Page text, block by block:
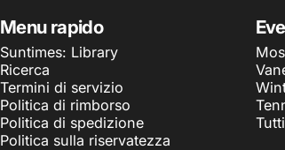
Menu rapido
Suntimes: Library
Ricerca
Termini di servizio
Politica di rimborso
Politica di spedizione
Politica sulla riservatezza